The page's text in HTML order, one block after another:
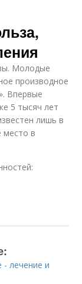
Молодые
производное
Впервые
5 тысяч лет
лишь в
место в
лечение и